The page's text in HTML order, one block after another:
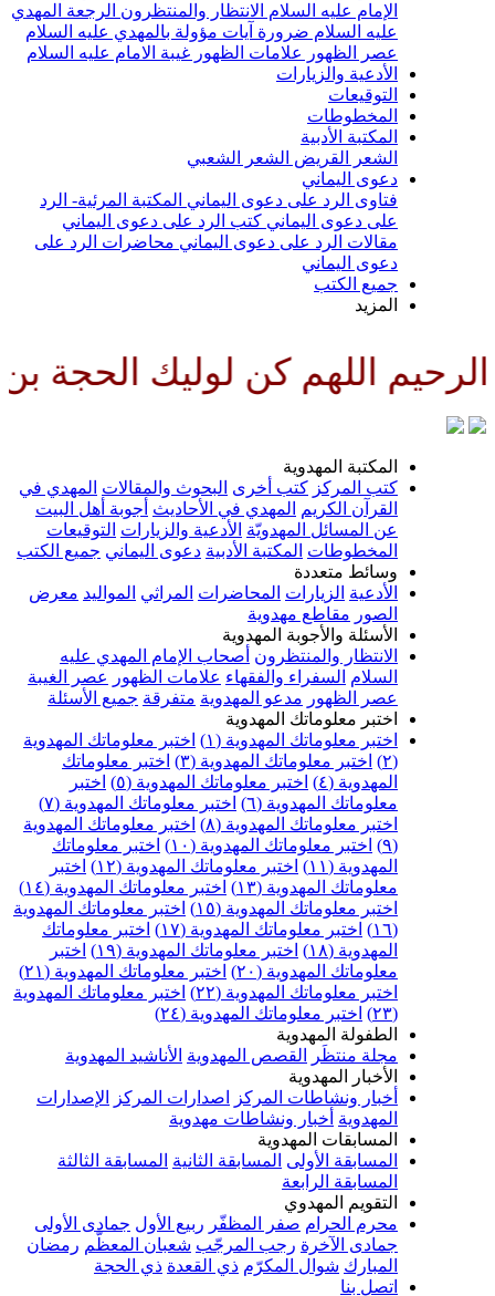
عليه السلامالانتظار والمنتظرونالرجعةالمهدي
السلام ضرورة آيات مؤولة بالمهدي عليه السلام
علامات الظهورغيبة الامام عليه السلام
والزيارات
الأدبية
الشعر الشعبي
اليماني
الرد على دعوى اليماني المكتبة المرئية- الرد
دعوى اليماني كتب الرد على دعوى اليماني
الرد على دعوى اليماني محاضرات الرد على
كن لوليك الحجة بن الحسن
المهدوية
كتب أخرى البحوث والمقالات المهدي في
المهدي في الأحاديث أجوبة أهل البيت
المسائل المهدويّة الأدعية والزيارات التوقيعات
المكتبة الأدبية دعوى اليماني جميع الكتب
متعددة
الزيارات المحاضرات المراثي المواليد معرض
مقاطع مهدوية
والأجوبة المهدوية
والمنتظرون أصحاب الإمام المهدي عليه
السفراء والفقهاء علامات الظهور عصر الغيبة
مدعو المهدوية متفرقة جميع الأسئلة
معلوماتك المهدوية
معلوماتك المهدوية (١)
اختبر معلوماتك المهدوية
اختبر معلوماتك المهدوية (٣)
اختبر معلوماتك
اختبر معلوماتك المهدوية (٥)
اختبر
المهدوية (٦)
اختبر معلوماتك المهدوية (٧)
معلوماتك المهدوية (٨)
اختبر معلوماتك المهدوية
اختبر معلوماتك المهدوية (١٠)
اختبر معلوماتك
اختبر معلوماتك المهدوية (١٢)
اختبر
المهدوية (١٣)
اختبر معلوماتك المهدوية (١٤)
معلوماتك المهدوية (١٥)
اختبر معلوماتك المهدوية
اختبر معلوماتك المهدوية (١٧)
اختبر معلوماتك
اختبر معلوماتك المهدوية (١٩)
اختبر
المهدوية (٢٠)
اختبر معلوماتك المهدوية (٢١)
معلوماتك المهدوية (٢٢)
اختبر معلوماتك المهدوية
اختبر معلوماتك المهدوية (٢٤)
المهدوية
منتظَر
القصص المهدوية الأناشيد المهدوية
المهدوية
ونشاطات المركز اصدارات المركز الإصدارات
أخبار ونشاطات مهدوية
المهدوية
الأولى المسابقة الثانية المسابقة الثالثة
الرابعة
المهدوي
الحرام
صفر المظفّر ربيع الأول جمادى الأولى
رجب المرجّب شعبان المعظّم رمضان
شوال المكرّم ذي القعدة ذي الحجة